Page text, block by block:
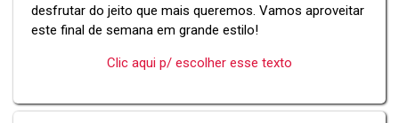
desfrutar do jeito que mais queremos. Vamos aproveitar
este final de semana em grande estilo!
Clic aqui p/ escolher esse texto